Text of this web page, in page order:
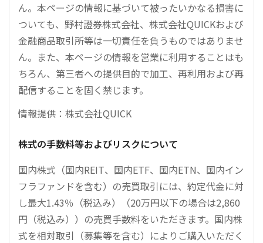
ん。本ページの情報に基づいて被ったいかなる損害に
ついても、野村證券株式会社、株式会社QUICKおよび
金融商品取引所等は一切責任を負うものではありませ
ん。また、本ページの情報を営業に利用することはも
ちろん、第三者への提供目的で加工、再利用および再
配信することを固く禁じます。
情報提供：株式会社QUICK
株式の手数料等およびリスクについて
国内株式（国内REIT、国内ETF、国内ETN、国内イン
フラファンドを含む）の売買取引には、約定代金に対
し最大1.43％（税込み）（20万円以下の場合は2,860
円（税込み））の売買手数料をいただきます。国内株
式を相対取引（募集等を含む）によりご購入いただく